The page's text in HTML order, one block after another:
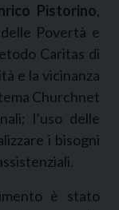
Pistorino,
Povertà e
Caritas di
e la vicinanza
Churchnet
l’uso delle
i bisogni
è stato